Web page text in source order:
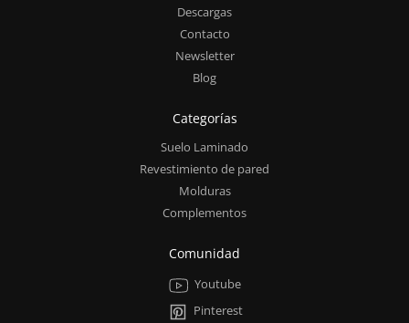
Descargas
Contacto
Newsletter
Blog
Categorías
Suelo Laminado
Revestimiento de pared
Molduras
Complementos
Comunidad
Youtube
Pinterest